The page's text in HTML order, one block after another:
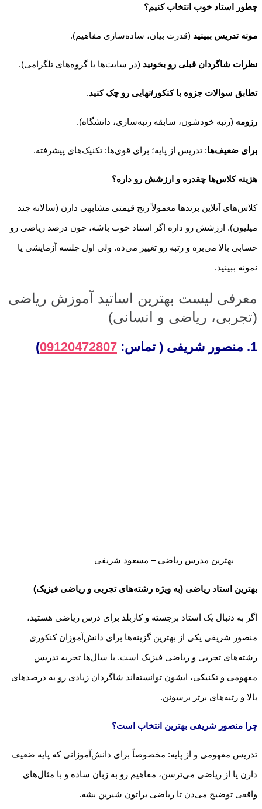
چطور استاد خوب انتخاب کنیم؟
مونه تدریس ببینید (قدرت بیان، ساده‌سازی مفاهیم).
نظرات شاگردان قبلی رو بخونید (در سایت‌ها یا گروه‌های تلگرامی).
تطابق سوالات جزوه با کنکور/نهایی رو چک کنید.
رزومه (رتبه خودشون، سابقه رتبه‌سازی، دانشگاه).
برای ضعیف‌ها: تدریس از پایه؛ برای قوی‌ها: تکنیک‌های پیشرفته.
هزینه کلاس‌ها چقدره و ارزشش رو داره؟
کلاس‌های آنلاین برندها معمولاً رنج قیمتی مشابهی دارن (سالانه چند
میلیون). ارزشش رو داره اگر استاد خوب باشه، چون درصد ریاضی رو
حسابی بالا می‌بره و رتبه رو تغییر می‌ده. ولی اول جلسه آزمایشی یا
نمونه ببینید.
معرفی لیست بهترین اساتید آموزش ریاضی
(تجربی، ریاضی و انسانی)
1. منصور شریفی ( تماس: 09120472807
)
بهترین مدرس ریاضی – مسعود شریفی
بهترین استاد ریاضی (به ویژه رشته‌های تجربی و ریاضی فیزیک)
اگر به دنبال یک استاد برجسته و کاربلد برای درس ریاضی هستید،
منصور شریفی یکی از بهترین گزینه‌ها برای دانش‌آموزان کنکوری
رشته‌های تجربی و ریاضی فیزیک است. با سال‌ها تجربه تدریس
مفهومی و تکنیکی، ایشون توانسته‌اند شاگردان زیادی رو به درصدهای
بالا و رتبه‌های برتر برسونن.
چرا منصور شریفی بهترین انتخاب است؟
تدریس مفهومی و از پایه: مخصوصاً برای دانش‌آموزانی که پایه ضعیف
دارن یا از ریاضی می‌ترسن، مفاهیم رو به زبان ساده و با مثال‌های
واقعی توضیح می‌دن تا ریاضی براتون شیرین بشه.